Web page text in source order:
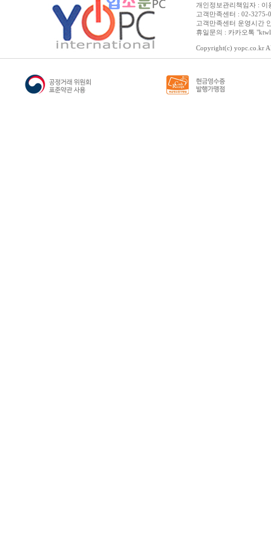
개인정보관리책임자 : 이
고객만족센터 : 02-3275-
고객만족센터 운영시간
휴일문의 : 카카오톡
Copyright(c) yopc.co.kr